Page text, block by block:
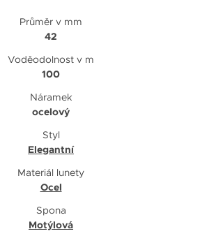
Průměr v mm
42
Voděodolnost v m
100
Náramek
ocelový
Styl
Elegantní
Materiál lunety
Ocel
Spona
Motýlová